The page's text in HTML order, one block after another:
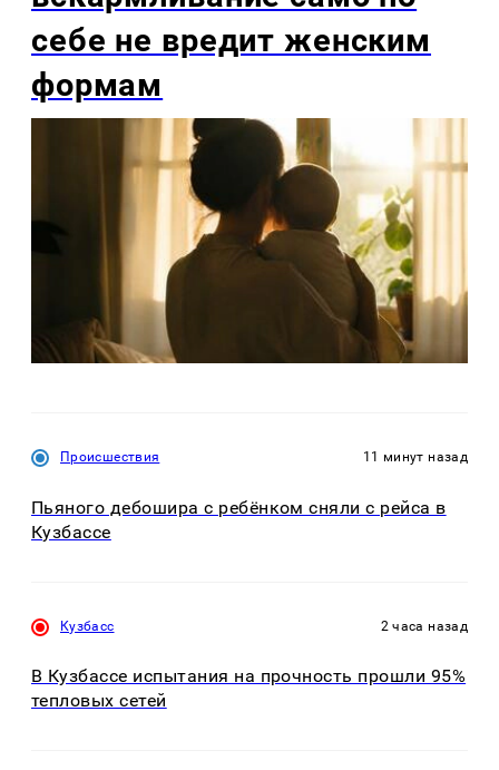
себе не вредит женским
формам
Происшествия 11 минут назад
Пьяного дебошира с ребёнком сняли с рейса в
Кузбассе
Кузбасс 2 часа назад
В Кузбассе испытания на прочность прошли 95%
тепловых сетей